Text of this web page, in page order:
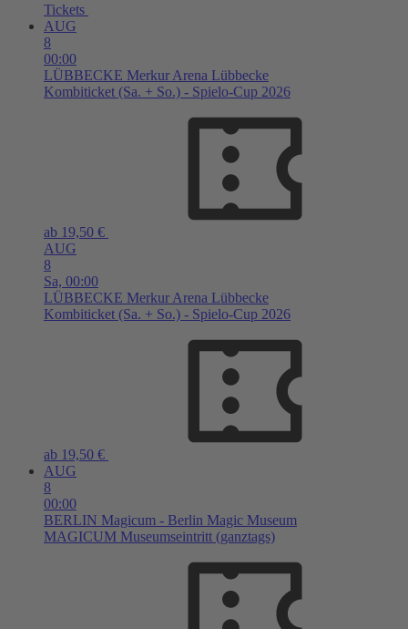
Tickets
AUG
8
00:00
LÜBBECKE Merkur Arena Lübbecke
Kombiticket (Sa. + So.) - Spielo-Cup 2026
ab 19,50 €
AUG
8
Sa, 00:00
LÜBBECKE Merkur Arena Lübbecke
Kombiticket (Sa. + So.) - Spielo-Cup 2026
ab 19,50 €
AUG
8
00:00
BERLIN Magicum - Berlin Magic Museum
MAGICUM Museumseintritt (ganztags)